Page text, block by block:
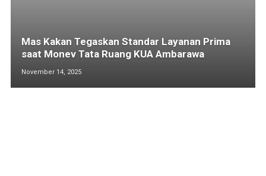
Mas Kakan Tegaskan Standar Layanan Prima
saat Monev Tata Ruang KUA Ambarawa
November 14, 2025